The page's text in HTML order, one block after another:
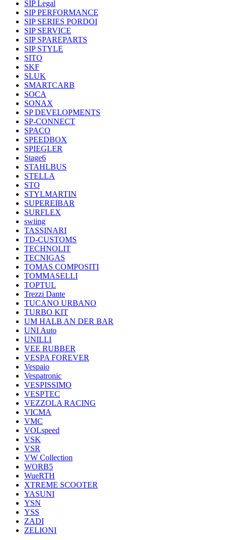
SIP Legal
SIP PERFORMANCE
SIP SERIES PORDOI
SIP SERVICE
SIP SPAREPARTS
SIP STYLE
SITO
SKF
SLUK
SMARTCARB
SOCA
SONAX
SP DEVELOPMENTS
SP-CONNECT
SPACO
SPEEDBOX
SPIEGLER
Stage6
STAHLBUS
STELLA
STO
STYLMARTIN
SUPEREIBAR
SURFLEX
swiing
TASSINARI
TD-CUSTOMS
TECHNOLIT
TECNIGAS
TOMAS COMPOSITI
TOMMASELLI
TOPTUL
Trezzi Dante
TUCANO URBANO
TURBO KIT
UM HALB AN DER BAR
UNI Auto
UNILLI
VEE RUBBER
VESPA FOREVER
Vespaio
Vespatronic
VESPISSIMO
VESPTEC
VEZZOLA RACING
VICMA
VMC
VOLspeed
VSK
VSR
VW Collection
WORB5
WueRTH
XTREME SCOOTER
YASUNI
YSN
YSS
ZADI
ZELIONI